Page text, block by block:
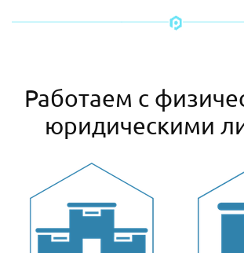
Работаем с
юридическими